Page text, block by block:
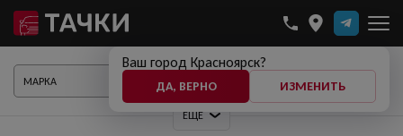
Ваш город Красноярск?
ДА, ВЕРНО ИЗМЕНИТЬ
ЕЩЕ
ПОКАЗАТЬ АВТО